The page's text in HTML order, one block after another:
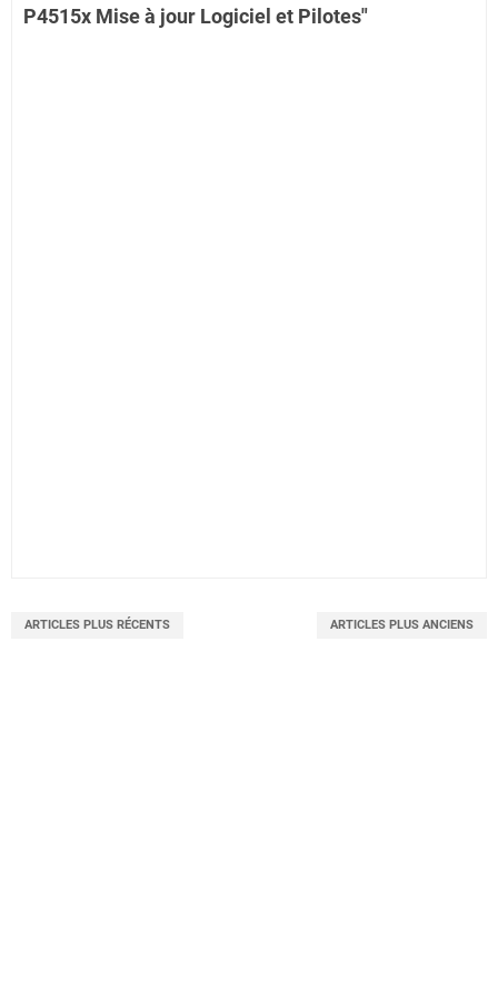
P4515x Mise à jour Logiciel et Pilotes"
ARTICLES PLUS RÉCENTS ARTICLES PLUS ANCIENS